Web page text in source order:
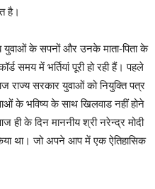
है।
के सपनों और उनके माता-पिता के
समय में भर्तियां पूरी हो रही हैं। पहले
राज्य सरकार युवाओं को नियुक्ति पत्र
के भविष्य के साथ खिलवाड नहीं होने
ही के दिन माननीय श्री नरेन्द्र मोदी
था। जो अपने आप में एक ऐतिहासिक